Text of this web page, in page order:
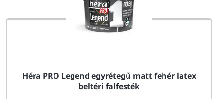
Héra PRO Legend egyrétegű matt fehér latex
beltéri falfesték